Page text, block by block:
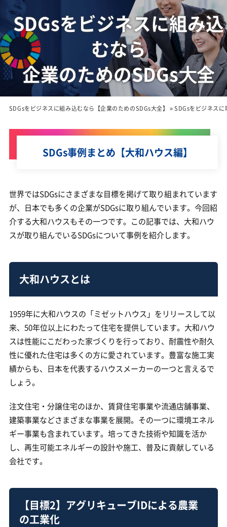
SDGsをビジネスに組み込
むなら
企業のためのSDGs⼤全
SDGsをビジネスに組み込むなら【企業のためのSDGs大全】 »SDGsをビジネス
SDGs事例まとめ【大和ハウス編】
世界ではSDGsにさまざまな目標を掲げて取り組まれています
が、日本でも多くの企業がSDGsに取り組んでいます。今回紹
介する大和ハウスもその一つです。この記事では、大和ハウ
スが取り組んでいるSDGsについて事例を紹介します。
大和ハウスとは
1959年に大和ハウスの「ミゼットハウス」をリリースして以
来、50年位以上にわたって住宅を提供しています。大和ハウ
スは性能にこだわった家づくりを行っており、耐震性や耐久
性に優れた住宅は多くの方に愛されています。豊富な施工実
績からも、日本を代表するハウスメーカーの一つと言えるで
しょう。
注文住宅・分譲住宅のほか、賃貸住宅事業や流通店舗事業、
建築事業などさまざまな事業を展開。その一つに環境エネル
ギー事業も含まれています。培ってきた技術や知識を活か
し、再生可能エネルギーの設計や施工、普及に貢献している
会社です。
【目標2】アグリキューブIDによる農業
の工業化